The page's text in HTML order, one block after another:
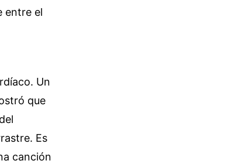
entre el
Un
que
Es
canción